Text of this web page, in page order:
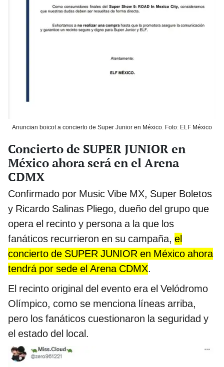
Anuncian boicot a concierto de Super Junior en México. Foto: ELF México
Concierto de SUPER JUNIOR en
México ahora será en el Arena
CDMX
Confirmado por Music Vibe MX, Super Boletos
y Ricardo Salinas Pliego, dueño del grupo que
opera el recinto y persona a la que los
fanáticos recurrieron en su campaña, el
concierto de SUPER JUNIOR en México ahora
tendrá por sede el Arena CDMX.
El recinto original del evento era el Velódromo
Olímpico, como se menciona líneas arriba,
pero los fanáticos cuestionaron la seguridad y
el estado del local.